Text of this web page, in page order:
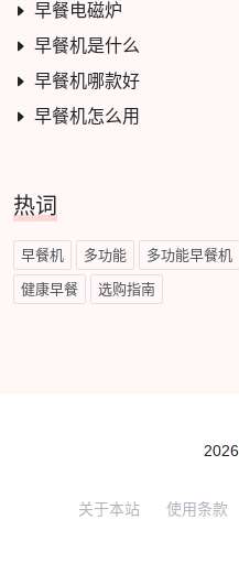
早餐电磁炉
早餐机是什么
早餐机哪款好
早餐机怎么用
热词
早餐机 多功能 多功能早餐机
健康早餐 选购指南
2026
关于本站 使用条款